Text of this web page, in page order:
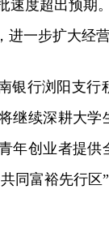
速度超出预期
一步扩大经营
银行浏阳支
继续深耕大
年创业者提
同富裕先行区”